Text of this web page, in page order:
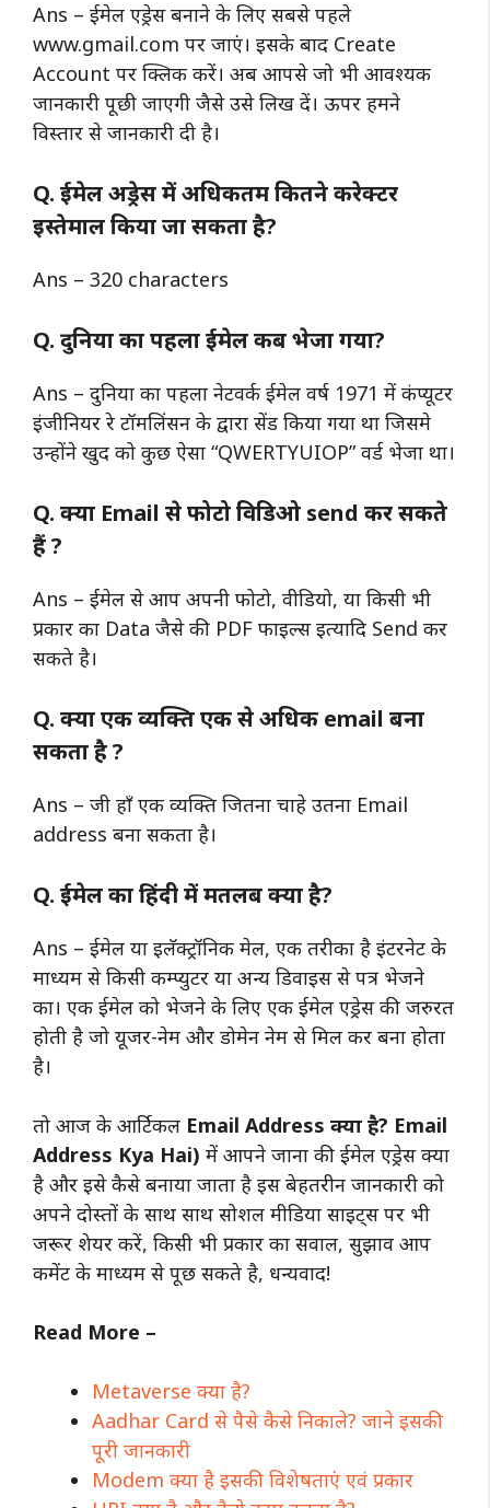
Ans – ईमेल एड्रेस बनाने के लिए सबसे पहले
www.gmail.com पर जाएं। इसके बाद Create
Account पर क्लिक करें। अब आपसे जो भी आवश्यक
जानकारी पूछी जाएगी जैसे उसे लिख दें। ऊपर हमने
विस्तार से जानकारी दी है।
Q. ईमेल अड्रेस में अधिकतम कितने करेक्टर
इस्तेमाल किया जा सकता है?
Ans – 320 characters
Q. दुनिया का पहला ईमेल कब भेजा गया?
Ans – दुनिया का पहला नेटवर्क ईमेल वर्ष 1971 में कंप्यूटर
इंजीनियर रे टॉमलिंसन के द्वारा सेंड किया गया था जिसमे
उन्होंने खुद को कुछ ऐसा “QWERTYUIOP” वर्ड भेजा था।
Q. क्या Email से फोटो विडिओ send कर सकते
हैं ?
Ans – ईमेल से आप अपनी फोटो, वीडियो, या किसी भी
प्रकार का Data जैसे की PDF फाइल्स इत्यादि Send कर
सकते है।
Q. क्या एक व्यक्ति एक से अधिक email बना
सकता है ?
Ans – जी हाँ एक व्यक्ति जितना चाहे उतना Email
address बना सकता है।
Q. ईमेल का हिंदी में मतलब क्या है?
Ans – ईमेल या इलॅक्ट्रॉनिक मेल, एक तरीका है इंटरनेट के
माध्यम से किसी कम्प्युटर या अन्य डिवाइस से पत्र भेजने
का। एक ईमेल को भेजने के लिए एक ईमेल एड्रेस की जरुरत
होती है जो यूजर-नेम और डोमेन नेम से मिल कर बना होता
है।
तो आज के आर्टिकल Email Address क्या है? Email
Address Kya Hai) में आपने जाना की ईमेल एड्रेस क्या
है और इसे कैसे बनाया जाता है इस बेहतरीन जानकारी को
अपने दोस्तों के साथ साथ सोशल मीडिया साइट्स पर भी
जरूर शेयर करें, किसी भी प्रकार का सवाल, सुझाव आप
कमेंट के माध्यम से पूछ सकते है, धन्यवाद!
Read More –
Metaverse क्या है?
Aadhar Card से पैसे कैसे निकाले? जाने इसकी
पूरी जानकारी
Modem क्या है इसकी विशेषताएं एवं प्रकार